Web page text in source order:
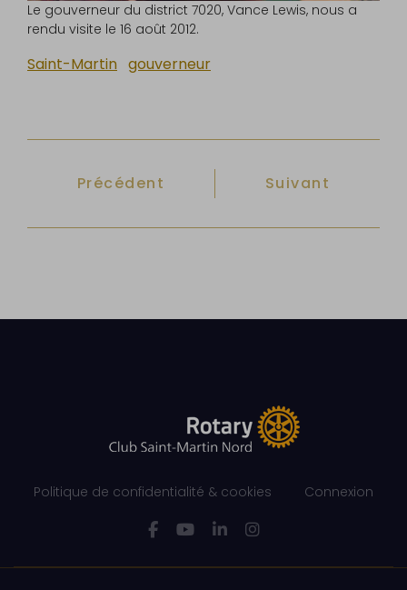
Le gouverneur du district 7020, Vance Lewis, nous a
rendu visite le 16 août 2012.
Saint-Martin gouverneur
Article précédent : Marie-Noëlle
Précédent Article suivant :
Suivant
Politique de confidentialité & cookies Connexion